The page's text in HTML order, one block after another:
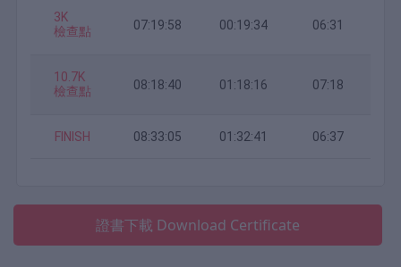
3K
檢查點
07:19:58 00:19:34 06:31
10.7K
檢查點
08:18:40 01:18:16 07:18
FINISH 08:33:05 01:32:41 06:37
證書下載 Download Certificate